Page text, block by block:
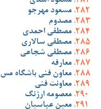
مسعود مهرجو
مصدوم
مصطفی احمدی
مصطفی سالاری
مصطفی شجاعی
معارفه
معاون فنی باشگاه مس
معاونت فنی
معصومه ارژنگ
معین عباسیان